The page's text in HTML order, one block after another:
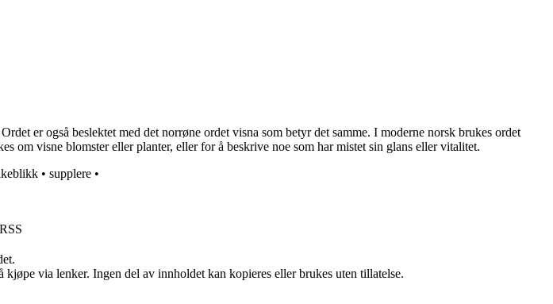
er også beslektet med det norrøne ordet visna som betyr det samme. I moderne norsk brukes ordet
om visne blomster eller planter, eller for å beskrive noe som har mistet sin glans eller vitalitet.
• supplere •
RSS
via lenker. Ingen del av innholdet kan kopieres eller brukes uten tillatelse.